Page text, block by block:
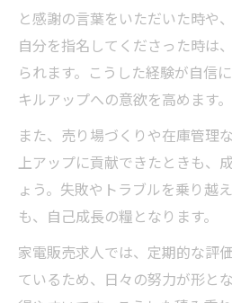
と感謝の言葉をいただいた時や
自分を指名してくださった時は
られます。こうした経験が自信
キルアップへの意欲を高めます。
また、売り場づくりや在庫管理
上アップに貢献できたときも、
ょう。失敗やトラブルを乗り越
も、自己成長の糧となります。
家電販売求人では、定期的な評
ているため、日々の努力が形と